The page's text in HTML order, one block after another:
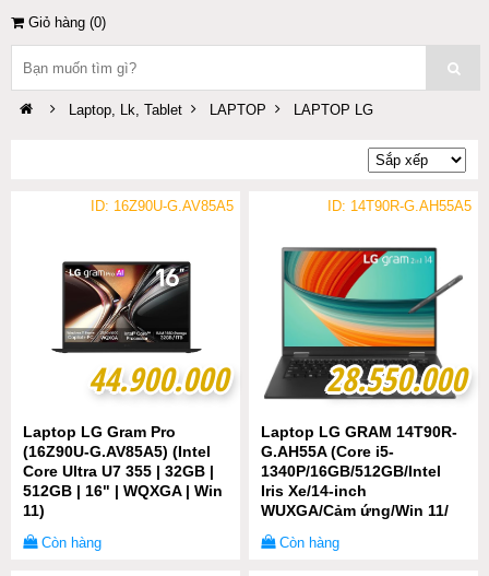
Giỏ hàng (0)
Laptop, Lk, Tablet LAPTOP LAPTOP LG
ID: 16Z90U-G.AV85A5
44.900.000
44.900.000
Laptop LG Gram Pro
(16Z90U-G.AV85A5) (Intel
Core Ultra U7 355 | 32GB |
512GB | 16" | WQXGA | Win
11)
Còn hàng
ID: 14T90R-G.AH55A5
28.550.000
28.550.000
Laptop LG GRAM 14T90R-
G.AH55A (Core i5-
1340P/16GB/512GB/Intel
Iris Xe/14-inch
WUXGA/Cảm ứng/Win 11/
Còn hàng